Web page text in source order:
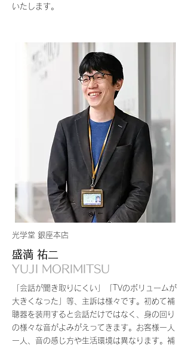
いたします。
光学堂 銀座本店
盛満 祐二
YUJI MORIMITSU
「会話が聞き取りにくい」「TVのボリュームが
大きくなった」等、主訴は様々です。初めて補
聴器を装用すると会話だけではなく、身の回り
の様々な音がよみがえってきます。お客様一人
一人、音の感じ方や生活環境は異なります。補